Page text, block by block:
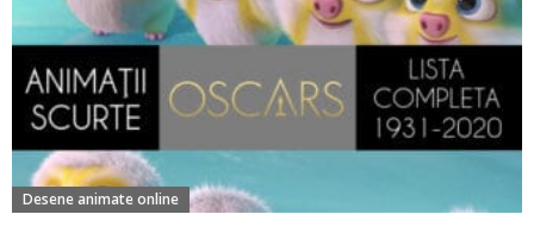
Desene animate online